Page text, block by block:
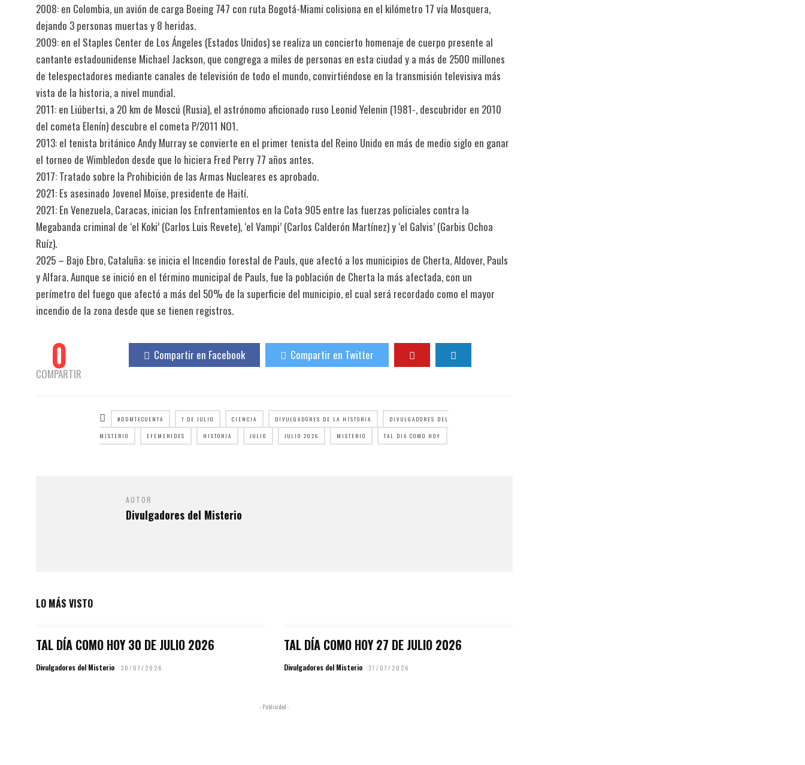
2008: en Colombia, un avión de carga Boeing 747 con ruta Bogotá-Miami colisiona en el kilómetro 17 vía Mosquera,
dejando 3 personas muertas y 8 heridas.
2009: en el Staples Center de Los Ángeles (Estados Unidos) se realiza un concierto homenaje de cuerpo presente al
cantante estadounidense Michael Jackson, que congrega a miles de personas en esta ciudad y a más de 2500 millones
de telespectadores mediante canales de televisión de todo el mundo, convirtiéndose en la transmisión televisiva más
vista de la historia, a nivel mundial.
2011: en Liúbertsi, a 20 km de Moscú (Rusia), el astrónomo aficionado ruso Leonid Yelenin (1981-, descubridor en 2010
del cometa Elenín) descubre el cometa P/2011 NO1.
2013: el tenista británico Andy Murray se convierte en el primer tenista del Reino Unido en más de medio siglo en ganar
el torneo de Wimbledon desde que lo hiciera Fred Perry 77 años antes.
2017: Tratado sobre la Prohibición de las Armas Nucleares es aprobado.
2021: Es asesinado Jovenel Moïse, presidente de Haití.
2021: En Venezuela, Caracas, inician los Enfrentamientos en la Cota 905 entre las fuerzas policiales contra la
Megabanda criminal de ‘el Koki’ (Carlos Luis Revete), ‘el Vampi’ (Carlos Calderón Martínez) y ‘el Galvis’ (Garbis Ochoa
Ruíz).
2025 – Bajo Ebro, Cataluña: se inicia el Incendio forestal de Pauls, que afectó a los municipios de Cherta, Aldover, Pauls
y Alfara. Aunque se inició en el término municipal de Pauls, fue la población de Cherta la más afectada, con un
perímetro del fuego que afectó a más del 50% de la superficie del municipio, el cual será recordado como el mayor
incendio de la zona desde que se tienen registros.
0
COMPARTIR
Compartir en Facebook Compartir en Twitter
#DDMTECUENTA 7 DE JULIO CIENCIA DIVULGADORES DE LA HISTORIA
DIVULGADORES DEL
MISTERIO
EFEMERIDES HISTORIA JULIO JULIO 2026 MISTERIO TAL DIA COMO HOY
AUTOR
Divulgadores del Misterio
LO MÁS VISTO
TAL DÍA COMO HOY 30 DE JULIO 2026
Divulgadores del Misterio 30/07/2026
TAL DÍA COMO HOY 27 DE JULIO 2026
Divulgadores del Misterio 27/07/2026
- Publicidad -